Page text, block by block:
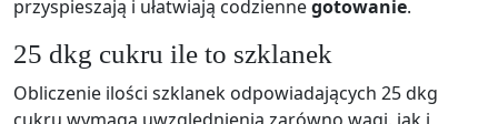
przyspieszają i ułatwiają codziennegotowanie.
25 dkg cukru ile to szklanek
Obliczenie ilości szklanek odpowiadających 25 dkg